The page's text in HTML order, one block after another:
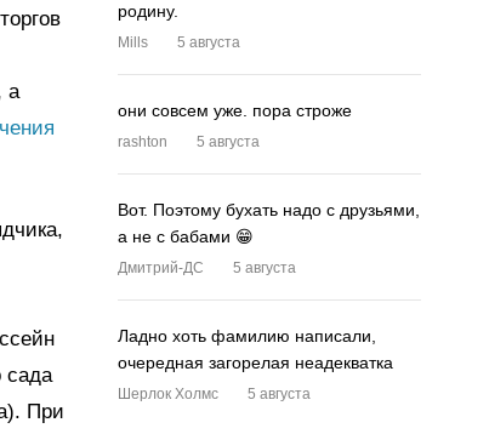
а
сада
При
родину.
Mills 5 августа
они совсем уже. пора строже
rashton 5 августа
Вот. Поэтому бухать надо с друзьями,
а не с бабами 😁
Дмитрий-ДС 5 августа
Ладно хоть фамилию написали,
очередная загорелая неадекватка
Шерлок Холмс 5 августа